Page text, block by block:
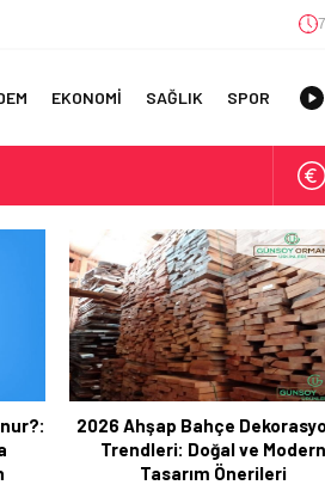
EKONOMİ SAĞLIK SPOR
Deneyimini Sadeleştirin
Başarısı Nasıl Sağlanır?
Istanbul Transfer Services
Guide Awaits
2026 Ahşap Bahçe
Trendleri: Doğal ve Modern
Tasarım Önerileri